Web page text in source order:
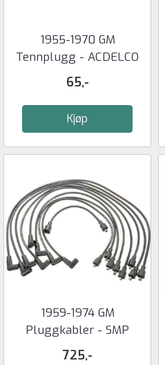
1955-1970 GM
Tennplugg - ACDELCO
R45S
65,-
Kjøp
1959-1974 GM
Pluggkabler - SMP
725,-